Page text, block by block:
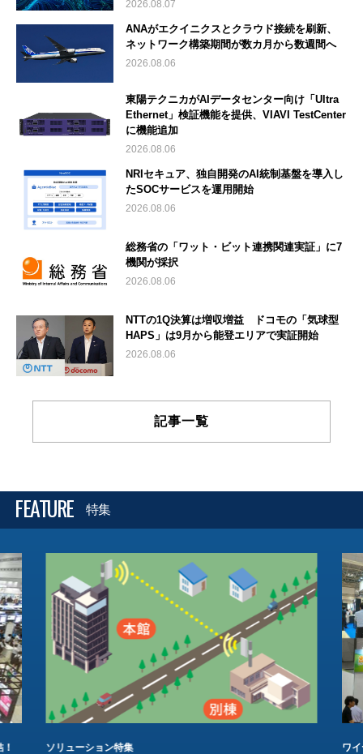
2026.08.07
ANAがエクイニクスとクラウド接続を刷新、
ネットワーク構築期間が数カ月から数週間へ
2026.08.06
東陽テクニカがAIデータセンター向け「Ultra
Ethernet」検証機能を提供、VIAVI TestCenter
に機能追加
2026.08.06
NRIセキュア、独自開発のAI統制基盤を導入し
たSOCサービスを運用開始
2026.08.06
総務省の「ワット・ビット連携関連実証」に7
機関が採択
2026.08.06
NTTの1Q決算は増収増益 ドコモの「気球型
HAPS」は9月から能登エリアで実証開始
2026.08.06
記事一覧
FEATURE 特集
ソリューション特集 ワ